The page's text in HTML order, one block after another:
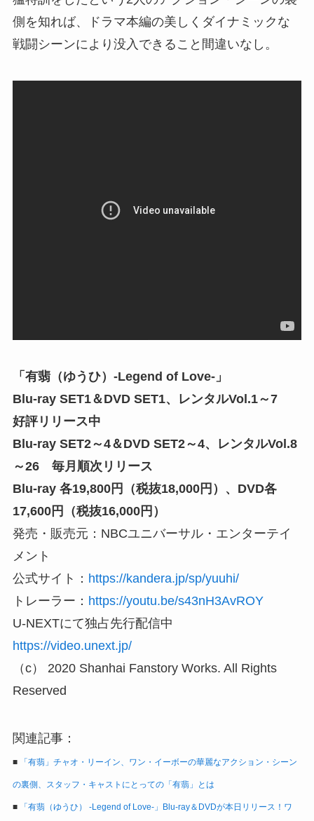
側を知れば、ドラマ本編の美しくダイナミックな
戦闘シーンにより没入できること間違いなし。
「有翡（ゆうひ）-Legend of Love-」
Blu-ray SET1＆DVD SET1、レンタルVol.1～7
好評リリース中
Blu-ray SET2～4＆DVD SET2～4、レンタルVol.8
～26 毎月順次リリース
Blu-ray 各19,800円（税抜18,000円）、DVD各
17,600円（税抜16,000円）
発売・販売元：NBCユニバーサル・エンターテイ
メント
公式サイト： https://kandera.jp/sp/yuuhi/
トレーラー： https://youtu.be/s43nH3AvROY
U-NEXTにて独占先行配信中
https://video.unext.jp/
（c） 2020 Shanhai Fanstory Works. All Rights
Reserved
関連記事：
■ 「有翡」チャオ・リーイン、ワン・イーボーの華麗なアクション・シーン
の裏側、スタッフ・キャストにとっての「有翡」とは
■ 「有翡（ゆうひ） -Legend of Love-」Blu-ray＆DVDが本日リリース！ワ